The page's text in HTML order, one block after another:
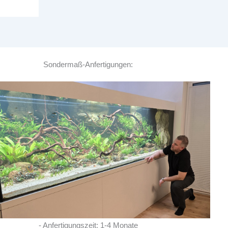
Tolle Becken und super
Support gerne wieder
GREGOR Z.
Sondermaß-Anfertigungen:
- Anfertigungszeit: 1-4 Monate